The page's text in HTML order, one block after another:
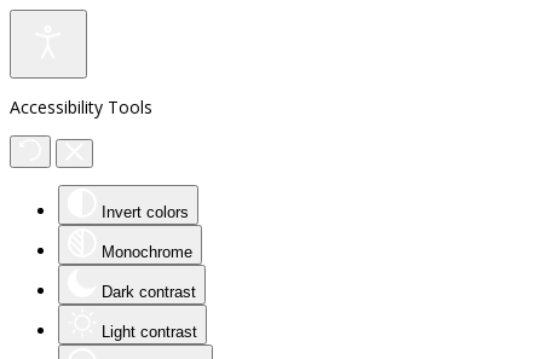
Accessibility Tools
Invert colors
Monochrome
Dark contrast
Light contrast